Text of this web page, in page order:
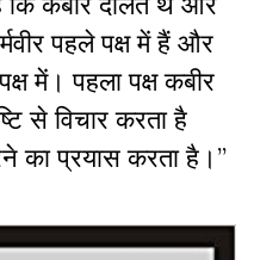
पहले पक्ष में हैं और
में। पहला पक्ष कबीर
से विचार करता है
का प्रयास करता है।”